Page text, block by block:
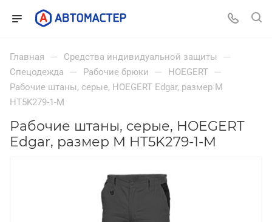
Главная — Средства индивидуальной защиты —
Спецодежда — Рабочие брюки — HOEGERT —
Рабочие штаны, серые, HOEGERT Edgar, размер M
HT5K279-1-M
Рабочие штаны, серые, HOEGERT
Edgar, размер M HT5K279-1-M